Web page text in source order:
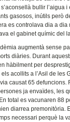
bullir l’aigua i
gasosos, inútils però
es controlava dia a dia
el gabinet químic del
augmentà sense
diàries. Durant
hàbilment per
acollits a l’Asil de les
causat 65 defuncions.
ja envaïdes, les
total es vacunaren 88
diarrea premonitòria.
necessari perquè la